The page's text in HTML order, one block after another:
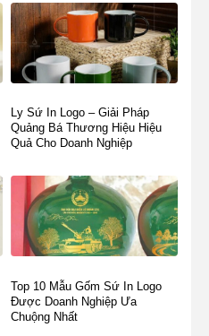
Ly Sứ In Logo – Giải Pháp
Quảng Bá Thương Hiệu Hiệu
Quả Cho Doanh Nghiệp
Top 10 Mẫu Gốm Sứ In Logo
Được Doanh Nghiệp Ưa
Chuộng Nhất